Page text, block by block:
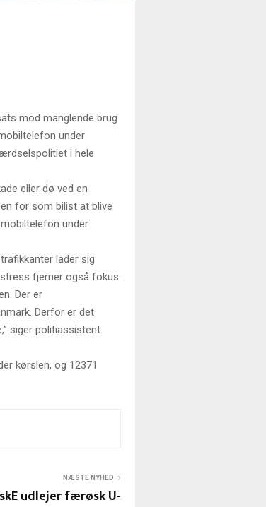
mod manglende brug
under
i hele
eller dø ved en
for som bilist at blive
under
lader sig
fjerner også fokus.
Der er
Derfor er det
siger politiassistent
kørslen, og 12371
NÆSTE NYHED
udlejer færøsk U-